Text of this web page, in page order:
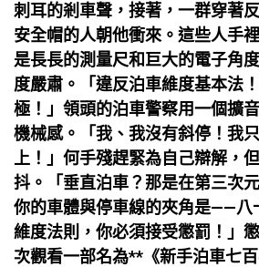
刺耳的剎車聲，接著，一群穿著
安全帽的人朝他衝來。這些人手
是長長的測量尺和巨大的電子角
度嚴肅。「違反泊車維度基本法
極！」領頭的泊車警察用一個擴
機械感。「我、我沒有斜停！我
上！」何手殘趕緊為自己辯解，
抖。「垂直泊車？那是在第三次
你的車體與停車線的夾角是——八
維度法則，你必須接受懲罰！」
次觀看一部名為**《新手泊車七